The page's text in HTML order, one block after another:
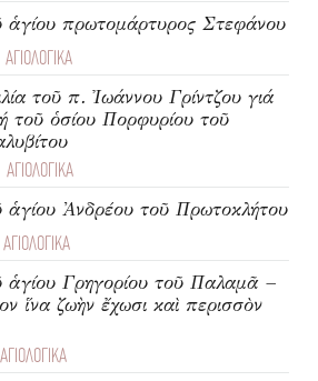
ἁγίου πρωτομάρτυρος Στεφάνου
ΑΓΙΟΛΟΓΙΚΑ
τοῦ π. Ἰωάννου Γρίντζου γιά
τοῦ ὁσίου Πορφυρίου τοῦ
ΑΓΙΟΛΟΓΙΚΑ
Ἀνδρέου τοῦ Πρωτοκλήτου
ΑΓΙΟΛΟΓΙΚΑ
Γρηγορίου τοῦ Παλαμᾶ –
ἵνα ζωὴν ἔχωσι καὶ περισσὸν
ΑΓΙΟΛΟΓΙΚΑ